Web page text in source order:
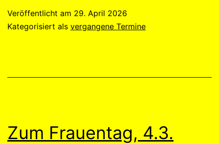
Veröffentlicht am 29. April 2026
Kategorisiert als vergangene Termine
Zum Frauentag, 4.3.